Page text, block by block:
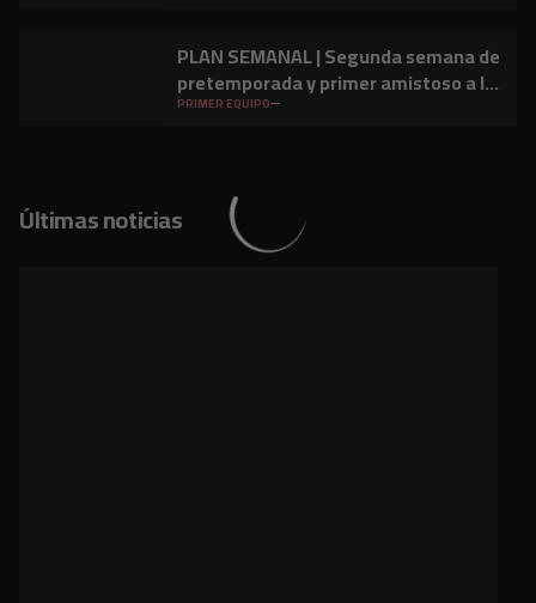
PLAN SEMANAL | Segunda semana de
pretemporada y primer amistoso a la
vista
PRIMER EQUIPO
Últimas noticias